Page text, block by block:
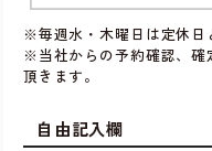
※毎週水・木曜日は定休日
※当社からの予約確認、確
頂きます。
自由記入欄